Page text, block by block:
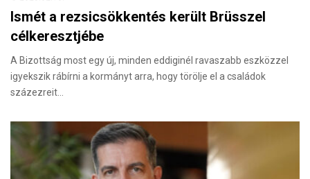
Ismét a rezsicsökkentés került Brüsszel
célkeresztjébe
A Bizottság most egy új, minden eddiginél ravaszabb eszközzel
igyekszik rábírni a kormányt arra, hogy törölje el a családok
százezreit…